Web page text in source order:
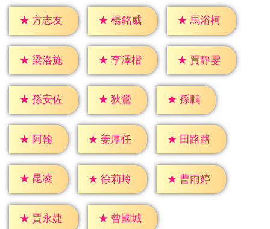
★ 方志友 ★ 楊銘威 ★ 馬浴柯
★ 梁洛施 ★ 李澤楷 ★ 賈靜雯
★ 孫安佐 ★ 狄鶯 ★ 孫鵬
★ 阿翰 ★ 姜厚任 ★ 田路路
★ 昆凌 ★ 徐莉玲 ★ 曹雨婷
★ 賈永婕 ★ 曾國城